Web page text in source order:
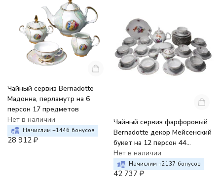
Чайный сервиз Bernadotte
Мадонна, перламутр на 6
персон 17 предметов
Нет в наличии
Начислим +1446 бонусов
28 912 ₽
Чайный сервиз фарфоровый
Bernadotte декор Мейсенский
букет на 12 персон 44
предмета
Нет в наличии
Начислим +2137 бонусов
42 737 ₽